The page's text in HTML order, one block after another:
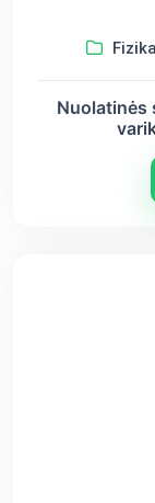
Fizika
Nuolatinės